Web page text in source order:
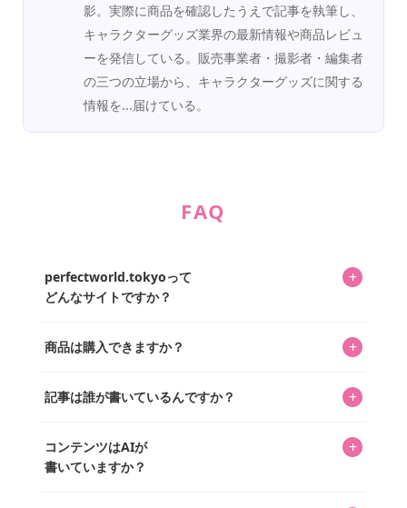
影。実際に商品を確認したうえで記事を執筆し、
キャラクターグッズ業界の最新情報や商品レビュ
ーを発信している。販売事業者・撮影者・編集者
の三つの立場から、キャラクターグッズに関する
情報を...届けている。
FAQ
perfectworld.tokyoって
どんなサイトですか？
+
ってもらうニュースサイトです。運営はキャラグッズコレ
を中心に行われており、私たちは実際に40,000種のキャラグ
商品は購入できますか？ +
「perfectworld.shop」で、ほとんど全てのアイテムを購
があり、そこからジャンプできます。
記事は誰が書いているんですか？ +
ています。記事内の99%を超えるほぼすべての写真も、1枚
ずつ心を込めて自分たちで撮影したものです。さらに、10
コンテンツはAIが
書いていますか？
+